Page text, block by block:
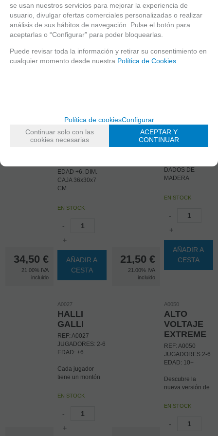
2 A 4. EDAD +8.
DIM. 27x27x6 CM.
EN STOCK
-
DIM: 27x27x5.7
CM. CAYRO.
-
34,50 €
21.00% IVA
incluido
790
LOTERIA
XXL
EDAD +6. DIM.
CAJA 36x30x7
CM.
EN STOCK
-
+
AÑADIR A
CESTA
21,50 €
21.00% IVA
incluido
8194
YAM
DADOS DE
MADERA
EN STOCK
-
+
AÑADIR A
CESTA
A0027
HALLI
GALLI
REF: A0027
JUGADORES: 2-6
EDAD: +6
Cada jugador
tiene un montón
abajo. Por turnos
una carta y la deja
delante de él,
EN STOCK
-
+
A0050
ALTO
VOLTAJE
EXTREME
REF: A0050
JUGADORES:2-6
EDAD: 10+
Descubre la
nueva versión de
que se juega con
multiplicaciones.
EN STOCK
-
se usan nuestros servicios para mejorar la experiencia de
usuario, divulgar ofertas comerciales personalizadas o realizar
análisis de sus hábitos de navegación. Pulse el botón para
aceptarlas o “Configurar” para poder bloquearlas.
Puede revisar toda la información y retirar su consentimiento en
cualquier momento desde nuestra Política de Cookies
Política de cookiesConfigurar
Continuar solo con las
cookies necesarias
ACEPTAR Y
CONTINUAR